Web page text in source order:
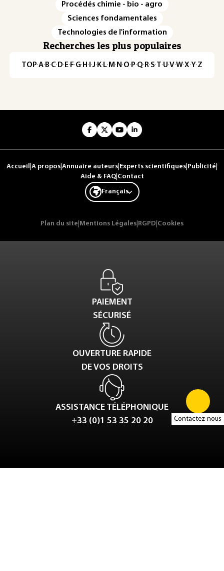
Contactez-nous
Procédés chimie - bio - agro
Sciences fondamentales
Technologies de l'information
Recherches les plus populaires
TOP·A·B·C·D·E·F·G·H·I·J·K·L·M·N·O·P·Q·R·S·T·U·V·W·X·Y·Z
Accueil A propos Annuaire auteurs Experts scientifiques Publicité
Aide & FAQ| Contact
Français
Plan du site Mentions Légales RGPD Cookies
PAIEMENT
SÉCURISÉ
OUVERTURE RAPIDE
DE VOS DROITS
ASSISTANCE TÉLÉPHONIQUE
+33 (0)1 53 35 20 20